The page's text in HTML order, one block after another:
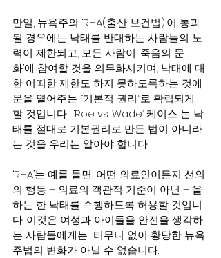
만일, 뉴욕주의 ‘RHA(출산 보건법)’이 통과
될 경우에는 낙태를 반대하는 사람들의 노
력이 제한되고, 모든 사람이 ‘죽음의 문
화’에 참여할 것을 의무화시키며, 낙태에 대
한 어떠한 제한도 하지 못하도록하는 것에
문을 열어주는 “기본적 권리”로 확립되게
할 것입니다.  ‘Roe vs. Wade’ 케이스 는 낙
태를 절대로 기본권리로 만든 법이 아니라
는 것을 우리는 알아야 합니다.
‘RHA’는 예를 들면, 어떤 의료인이든지 선의
의 행동 – 의료의 객관적 기준이 아닌 – 을
하는 한 낙태를 수행하도록 허용할 것입니
다. 이것은 여성과 아이들을 안전을 생각하
는 사람들에게는  터무니 없이 황당한 뉴욕
주법의 변화가 아닐 수 없습니다.